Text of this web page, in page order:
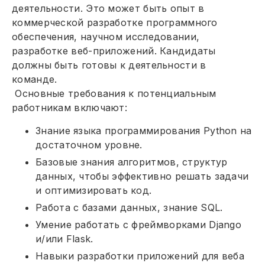
деятельности. Это может быть опыт в
коммерческой разработке программного
обеспечения, научном исследовании,
разработке веб-приложений. Кандидаты
должны быть готовы к деятельности в
команде.
Основные требования к потенциальным
работникам включают:
Знание языка программирования Python на
достаточном уровне.
Базовые знания алгоритмов, структур
данных, чтобы эффективно решать задачи
и оптимизировать код.
Работа с базами данных, знание SQL.
Умение работать с фреймворками Django
и/или Flask.
Навыки разработки приложений для веба